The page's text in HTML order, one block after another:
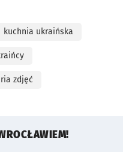
kuchnia ukraińska
zdjęć